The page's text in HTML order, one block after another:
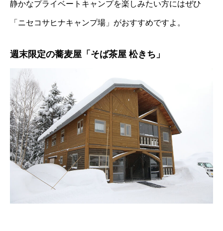
静かなプライベートキャンプを楽しみたい方にはぜひ
「ニセコサヒナキャンプ場」がおすすめですよ。
週末限定の蕎麦屋「そば茶屋 松きち」